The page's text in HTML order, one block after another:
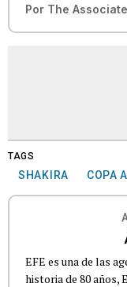
Por The
TAGS
SHAKIRA COPA
EFE es una de las
historia de 80 años,